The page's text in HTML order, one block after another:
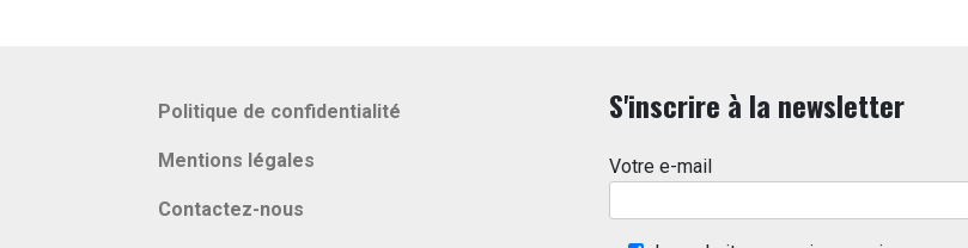
Politique de confidentialité
Mentions légales
Contactez-nous
S'inscrire à la newsletter
Votre e-mail